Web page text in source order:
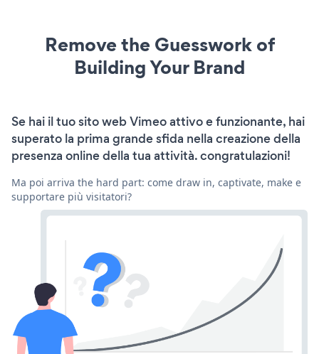
Remove the Guesswork of
Building Your Brand
Se hai il tuo sito web Vimeo attivo e funzionante, hai
superato la prima grande sfida nella creazione della
presenza online della tua attività. congratulazioni!
Ma poi arriva the hard part: come draw in, captivate, make e
supportare più visitatori?